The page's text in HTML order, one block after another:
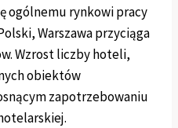
ogólnemu rynkowi pracy
Warszawa przyciąga
Wzrost liczby hoteli,
obiektów
zapotrzebowaniu